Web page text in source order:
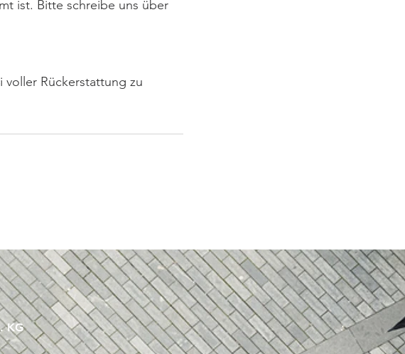
ist. Bitte schreibe uns über
Rückerstattung zu
KG